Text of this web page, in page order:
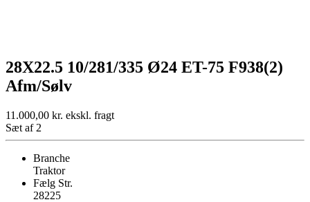
28X22.5 10/281/335 Ø24 ET-75 F938(2)
Afm/Sølv
11.000,00 kr. ekskl. fragt
Sæt af 2
Branche
Traktor
Fælg Str.
28225